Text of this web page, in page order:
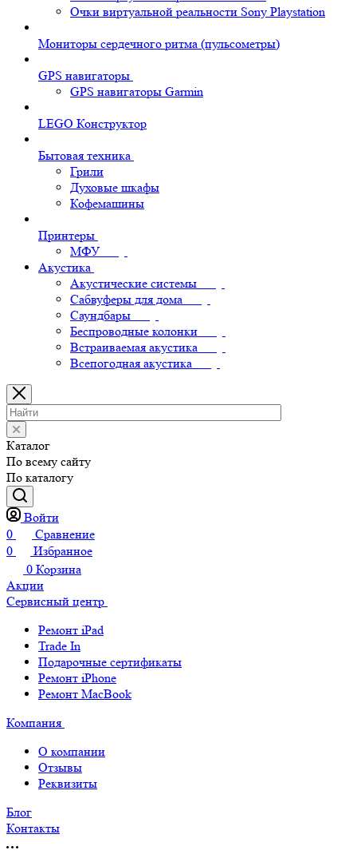
Очки виртуальной реальности Sony Playstation
Мониторы сердечного ритма (пульсометры)
GPS навигаторы
GPS навигаторы Garmin
LEGO Конструктор
Бытовая техника
Грили
Духовые шкафы
Кофемашины
Принтеры
МФУ
Акустика
Акустические системы
Сабвуферы для дома
Саундбары
Беспроводные колонки
Встраиваемая акустика
Всепогодная акустика
Каталог
По всему сайту
По каталогу
Войти
0
Сравнение
0
Избранное
0 Корзина
Акции
Сервисный центр
Ремонт iPad
Trade In
Подарочные сертификаты
Ремонт iPhone
Ремонт MacBook
Компания
О компании
Отзывы
Реквизиты
Блог
Контакты